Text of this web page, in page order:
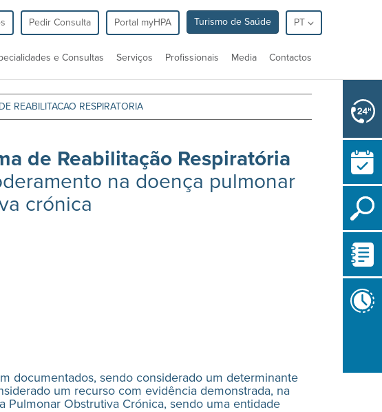
Pedir Consulta Portal myHPA Turismo de Saúde PT
e Consultas Serviços Profissionais Media Contactos
REABILITACAO RESPIRATORIA
de Reabilitação Respiratória
na doença pulmonar
crónica
documentados, sendo considerado um determinante
um recurso com evidência demonstrada, na
Pulmonar Obstrutiva Crónica, sendo uma entidade